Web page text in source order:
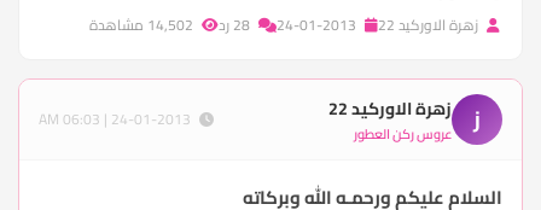
زهرة الاوركيد 22
ز زهرة الاوركيد 22
عروس ركن العطور
السلام عليكم ورحمـه الله وبركاته